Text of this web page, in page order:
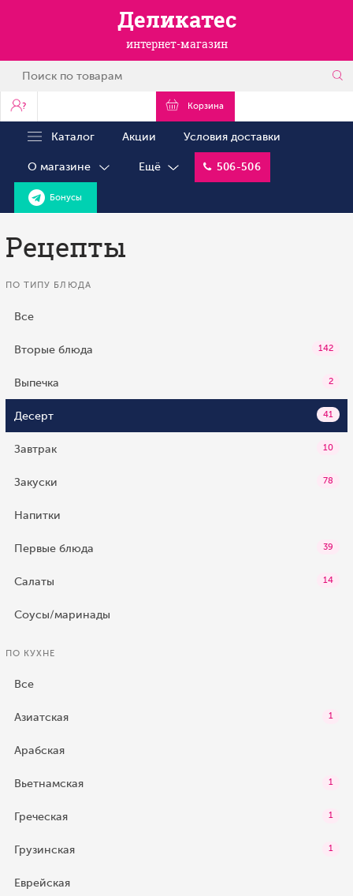
Деликатес
интернет-магазин
? Корзина
Каталог Акции Условия доставки
О магазине Ещё 506-506
Бонусы
Рецепты
ПО ТИПУ БЛЮДА
Все
Вторые блюда 142
Выпечка 2
Десерт 41
Завтрак 10
Закуски 78
Напитки
Первые блюда 39
Салаты 14
Соусы/маринады
ПО КУХНЕ
Все
Азиатская 1
Арабская
Вьетнамская 1
Греческая 1
Грузинская 1
Еврейская